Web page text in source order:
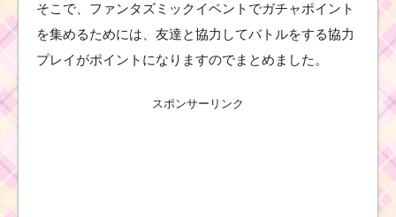
そこで、ファンタズミックイベントでガチャポイント
を集めるためには、友達と協力してバトルをする協力
プレイがポイントになりますのでまとめました。
スポンサーリンク